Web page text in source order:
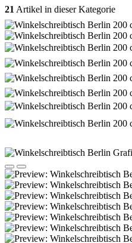
21 Artikel in dieser Kategorie